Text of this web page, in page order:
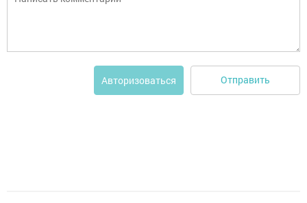
Авторизоваться Отправить